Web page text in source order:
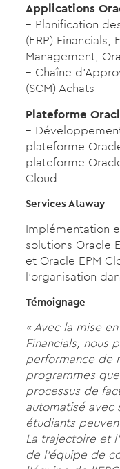
Applications
– Planification
(ERP)
Management,
– Chaîne
(SCM) Achats
Plateforme
–
plateforme
plateforme
Cloud.
Services Ataway
Implémentation
solutions Oracle
et Oracle EPM
l’organisation
Témoignage
« Avec la mise
Financials, nous
performance de
programmes
processus de
automatisé avec
étudiants
La trajectoire et
de l’équipe de